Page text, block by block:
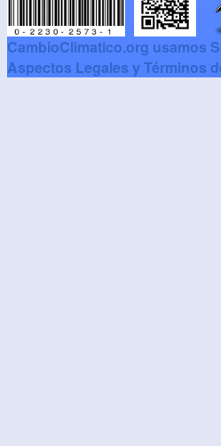
CambioClimatico.org usamos
Aspectos Legales y Términos